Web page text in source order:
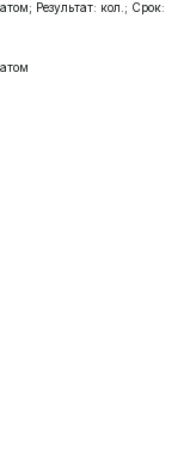
Результат: кол.; Срок: